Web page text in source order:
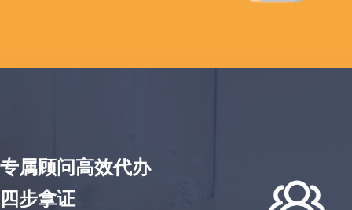
专属顾问高效代办
四步拿证